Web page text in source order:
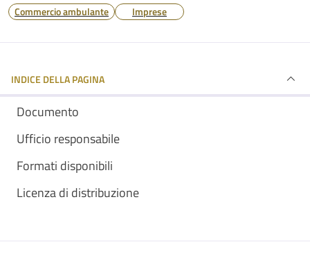
Commercio ambulante
Imprese
INDICE DELLA PAGINA
Documento
Ufficio responsabile
Formati disponibili
Licenza di distribuzione